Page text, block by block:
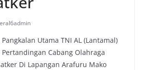
Utama TNI AL (Lantamal)
Pertandingan Cabang Olahraga
Di Lapangan Arafuru Mako